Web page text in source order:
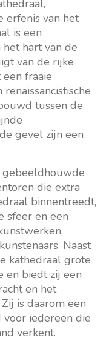
erfenis van het
is een
hart van de
van de rijke
fraaie
tussen de
gevel zijn een
gebeeldhouwde
die extra
binnentreedt,
sfeer en een
Naast
kathedraal grote
en biedt zij een
en het
is daarom een
voor iedereen die
verkent.